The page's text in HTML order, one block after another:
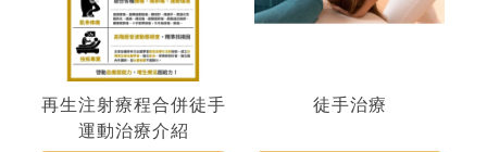
再生注射療程合併徒手
運動治療介紹
徒手治療